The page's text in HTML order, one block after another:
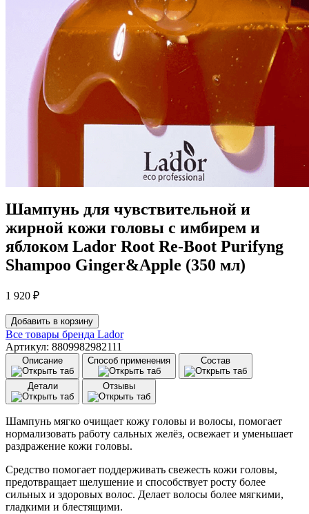
Шампунь для чувствительной и
жирной кожи головы с имбирем и
яблоком Lador Root Re-Boot Purifyng
Shampoo Ginger&Apple (350 мл)
1 920 ₽
Количество
товара
Шампунь
с
имбирем
и
яблоком
Lador
Root
Re-
Boot
Purifyng
Shampoo
Ginger&Apple
(350
мл)
Добавить в корзину
Все товары бренда Lador
Артикул: 8809982982111
Описание Способ применения Состав
Детали Отзывы
Шампунь мягко очищает кожу головы и волосы, помогает
нормализовать работу сальных желёз, освежает и уменьшает
раздражение кожи головы.
Средство помогает поддерживать свежесть кожи головы,
предотвращает шелушение и способствует росту более
сильных и здоровых волос. Делает волосы более мягкими,
гладкими и блестящими.